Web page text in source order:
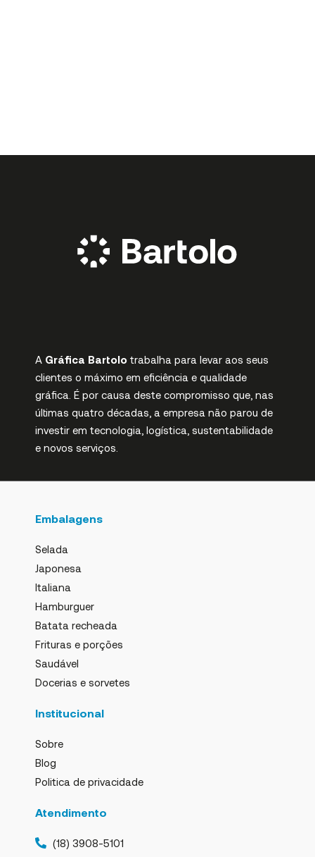
A Gráfica Bartolo trabalha para levar aos seus
clientes o máximo em eficiência e qualidade
gráfica. É por causa deste compromisso que, nas
últimas quatro décadas, a empresa não parou de
investir em tecnologia, logística, sustentabilidade
e novos serviços.
Embalagens
Selada
Japonesa
Italiana
Hamburguer
Batata recheada
Frituras e porções
Saudável
Docerias e sorvetes
Institucional
Sobre
Blog
Politica de privacidade
Atendimento
(18) 3908-5101